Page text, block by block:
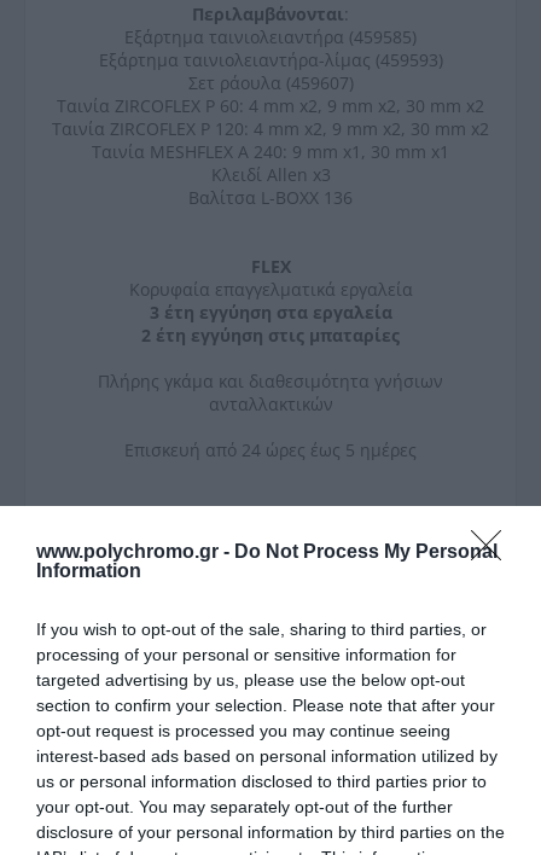
www.polychromo.gr - Do Not Process My Personal
Information
If you wish to opt-out of the sale, sharing to third parties, or
processing of your personal or sensitive information for
targeted advertising by us, please use the below opt-out
section to confirm your selection. Please note that after your
opt-out request is processed you may continue seeing
interest-based ads based on personal information utilized by
us or personal information disclosed to third parties prior to
your opt-out. You may separately opt-out of the further
disclosure of your personal information by third parties on the
Περιλαμβάνονται:
Εξάρτημα ταινιολειαντήρα (459585)
Εξάρτημα ταινιολειαντήρα-λίμας (459593)
Σετ ράουλα (459607)
Ταινία ZIRCOFLEX P 60: 4 mm x2, 9 mm x2, 30 mm x2
Ταινία ZIRCOFLEX P 120: 4 mm x2, 9 mm x2, 30 mm x2
Ταινία MESHFLEX A 240: 9 mm x1, 30 mm x1
Κλειδί Allen x3
Βαλίτσα L-BOXX 136
FLEX
Κορυφαία επαγγελματικά εργαλεία
3 έτη εγγύηση στα εργαλεία
2 έτη εγγύηση στις μπαταρίες
Πλήρης γκάμα και διαθεσιμότητα γνήσιων
ανταλλακτικών
Επισκευή από 24 ώρες έως 5 ημέρες